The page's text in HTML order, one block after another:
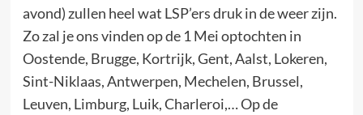
avond) zullen heel wat LSP’ers druk in de weer zijn.
Zo zal je ons vinden op de 1 Mei optochten in
Oostende, Brugge, Kortrijk, Gent, Aalst, Lokeren,
Sint-Niklaas, Antwerpen, Mechelen, Brussel,
Leuven, Limburg, Luik, Charleroi,… Op de